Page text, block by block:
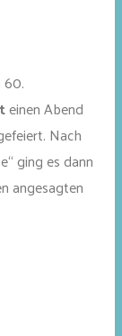
einen Abend
Nach
ging es dann
angesagten